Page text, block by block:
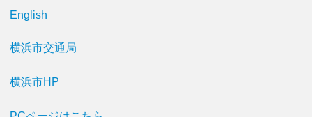
English
横浜市交通局
横浜市HP